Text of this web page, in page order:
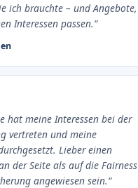
ich brauchte – und Angebote,
Interessen passen.“
hat meine Interessen bei der
vertreten und meine
Lieber einen
der Seite als auf die Fairness
angewiesen sein.“